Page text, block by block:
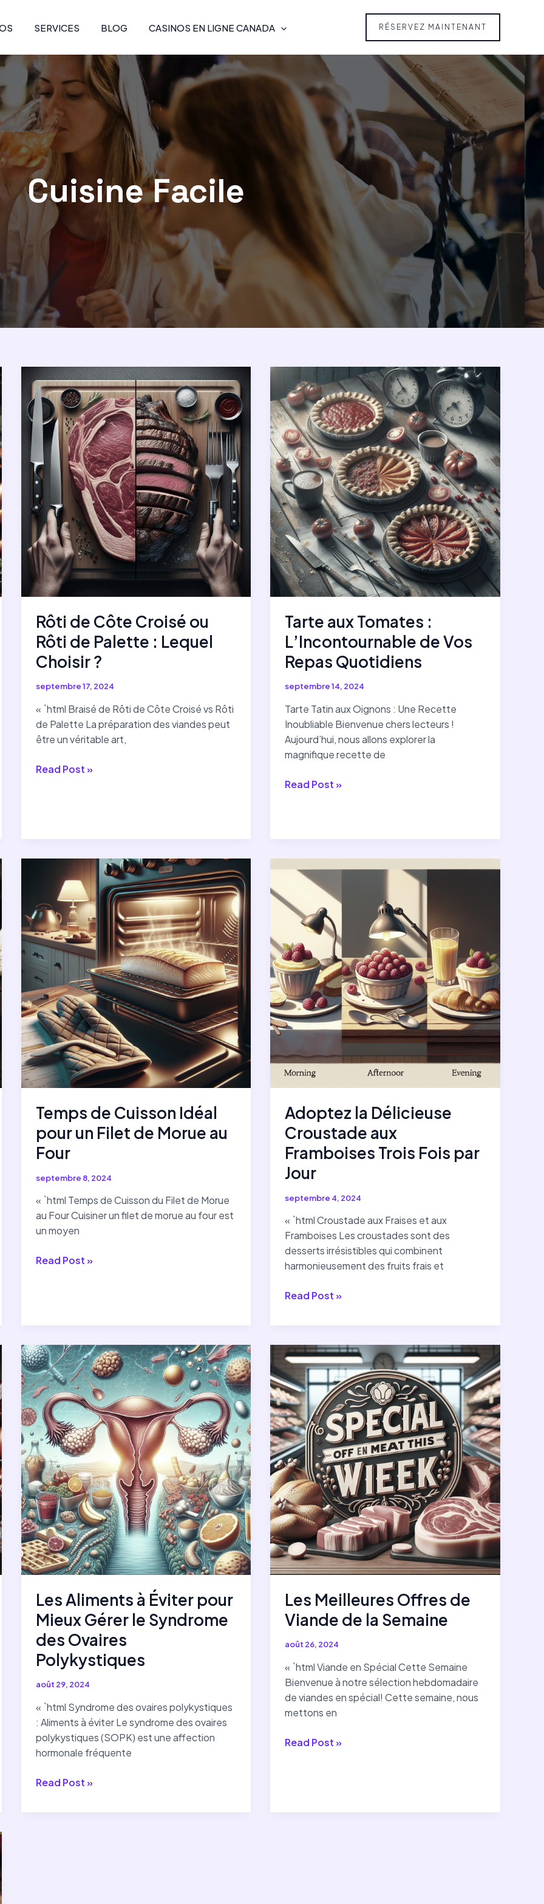
SERVICES BLOG CASINOS EN LIGNE CANADA RÉSERVEZ MAINTENANT
Cuisine Facile
Rôti de Côte Croisé ou
Rôti de Palette : Lequel
Choisir ?
septembre 17, 2024
« `html Braisé de Rôti de Côte Croisé vs Rôti
de Palette La préparation des viandes peut
être un véritable art,
Rôti
de
Palette
Lequel
Choisir
?
Read Post »
Tarte aux Tomates :
L’Incontournable de Vos
Repas Quotidiens
septembre 14, 2024
Tarte Tatin aux Oignons : Une Recette
Inoubliable Bienvenue chers lecteurs !
Aujourd’hui, nous allons explorer la
magnifique recette de
Tarte
de
Vos
Quotidiens
Read Post »
Temps de Cuisson Idéal
pour un Filet de Morue au
Four
septembre 8, 2024
« `html Temps de Cuisson du Filet de Morue
au Four Cuisiner un filet de morue au four est
un moyen
Temps
Filet
de
Morue
au
Four
Read Post »
Adoptez la Délicieuse
Croustade aux
Framboises Trois Fois par
Jour
septembre 4, 2024
« `html Croustade aux Fraises et aux
Framboises Les croustades sont des
desserts irrésistibles qui combinent
harmonieusement des fruits frais et
Adoptez
aux
Framboises
Trois
Fois
par
Jour
Read Post »
Les Aliments à Éviter pour
Mieux Gérer le Syndrome
des Ovaires
Polykystiques
août 29, 2024
« `html Syndrome des ovaires polykystiques
: Aliments à éviter Le syndrome des ovaires
polykystiques (SOPK) est une affection
hormonale fréquente
Les
Read Post »
Les Meilleures Offres de
Viande de la Semaine
août 26, 2024
« `html Viande en Spécial Cette Semaine
Bienvenue à notre sélection hebdomadaire
de viandes en spécial! Cette semaine, nous
mettons en
Les
Read Post »